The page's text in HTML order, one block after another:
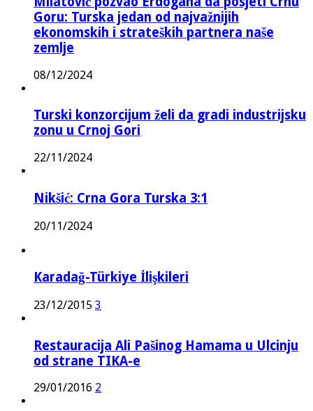
Goru: Turska jedan od najvažnijih
ekonomskih i strateških partnera naše
zemlje
08/12/2024
Turski konzorcijum želi da gradi industrijsku
zonu u Crnoj Gori
22/11/2024
Nikšić: Crna Gora Turska 3:1
20/11/2024
Karadağ-Türkiye İlişkileri
23/12/2015 3
Restauracija Ali Pašinog Hamama u Ulcinju
od strane TIKA-e
29/01/2016 2